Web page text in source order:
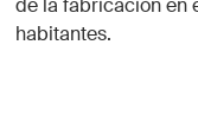
de la fabricación en
habitantes.